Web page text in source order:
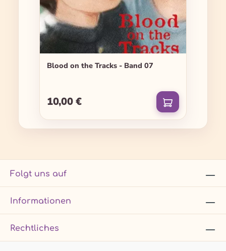
Blood on the Tracks - Band 07
Regulärer Preis:
10,00 €
Folgt uns auf
Informationen
Rechtliches